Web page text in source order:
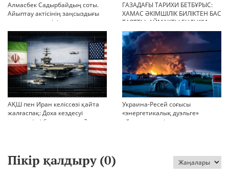
Алмасбек Садырбайдың соты.
Айыптау актісінің заңсыздығы
мен қолдан өсірілген
миллиондар
ГАЗАДАҒЫ ТАРИХИ БЕТБҰРЫС:
ХАМАС ӘКІМШІЛІК БИЛІКТЕН БАС
ТАРТТЫ. АЙМАҚТЫ ЕНДІ КІМ
БАСҚАРАДЫ?
АҚШ пен Иран келіссөзі қайта
жалғаспақ: Доха кездесуі
шиеленісті бәсеңдете ме?
Украина-Ресей соғысы
«энергетикалық дуэльге»
айналып кетті
Пікір қалдыру (0)